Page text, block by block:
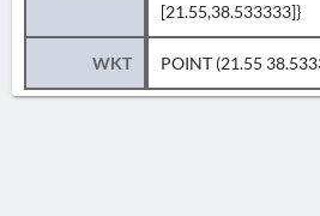
[21.55,38.533333]}
WKT POINT (21.55